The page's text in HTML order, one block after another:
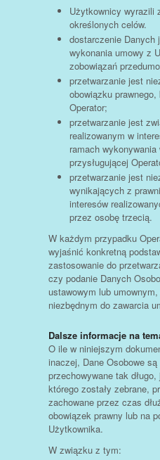
Użytkownicy wyrazili
określonych celów.
dostarczenie Danych
wykonania umowy z
zobowiązań
przetwarzanie jest
obowiązku
Operator;
przetwarzanie jest
realizowanym w
ramach wykonywania
przysługującej
przetwarzanie jest
wynikających z
interesów
przez osobę trzecią.
W każdym przypadku
wyjaśnić konkretną
zastosowanie do
czy podanie Danych
ustawowym lub
niezbędnym do zawarcia
Dalsze informacje na
O ile w niniejszym
inaczej, Dane Osobowe
przechowywane tak
którego zostały zebrane,
zachowane przez czas
obowiązek prawny lub na
Użytkownika.
W związku z tym: